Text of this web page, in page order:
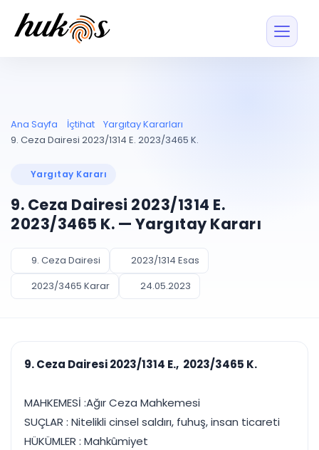
Entegrasyonu
UYAP ile otomatik
UYAP Evrak
Entegrasyonu
UETS Entegrasyonu
Tebligatları anında
Vekalet
PLANLAMA & TAKİP
Pano ve Takip
Duruşma ve görev
takvimi
Bildirim
Süreleri asla kaçırmayın
takibi
Tek panelde uçtan uca yönetim
Blog
Ücretsiz Başlayın Giriş Yap
Ana Sayfa İçtihat
Yargıtay Kararları
9. Ceza Dairesi 2023/1314 E. 2023/3465 K.
Yargıtay Kararı
9. Ceza Dairesi 2023/1314 E.
2023/3465 K. — Yargıtay Kararı
9. Ceza Dairesi
2023/1314 Esas
2023/3465 Karar
24.05.2023
9. Ceza Dairesi 2023/1314 E., 2023/3465 K.
MAHKEMESİ :Ağır Ceza Mahkemesi
SUÇLAR : Nitelikli cinsel saldırı, fuhuş, insan ticareti
HÜKÜMLER : Mahkûmiyet